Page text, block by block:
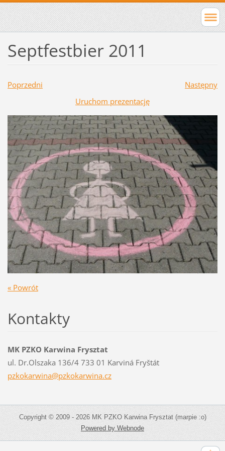
Septfestbier 2011
Poprzedni
Następny
Uruchom prezentację
« Powrót
Kontakty
MK PZKO Karwina Frysztat
ul. Dr.Olszaka 136/4 733 01 Karviná Fryštát
pzkokarwina@pzkokarwina.cz
Copyright © 2009 - 2026 MK PZKO Karwina Frysztat (marpie :o)
Powered by Webnode